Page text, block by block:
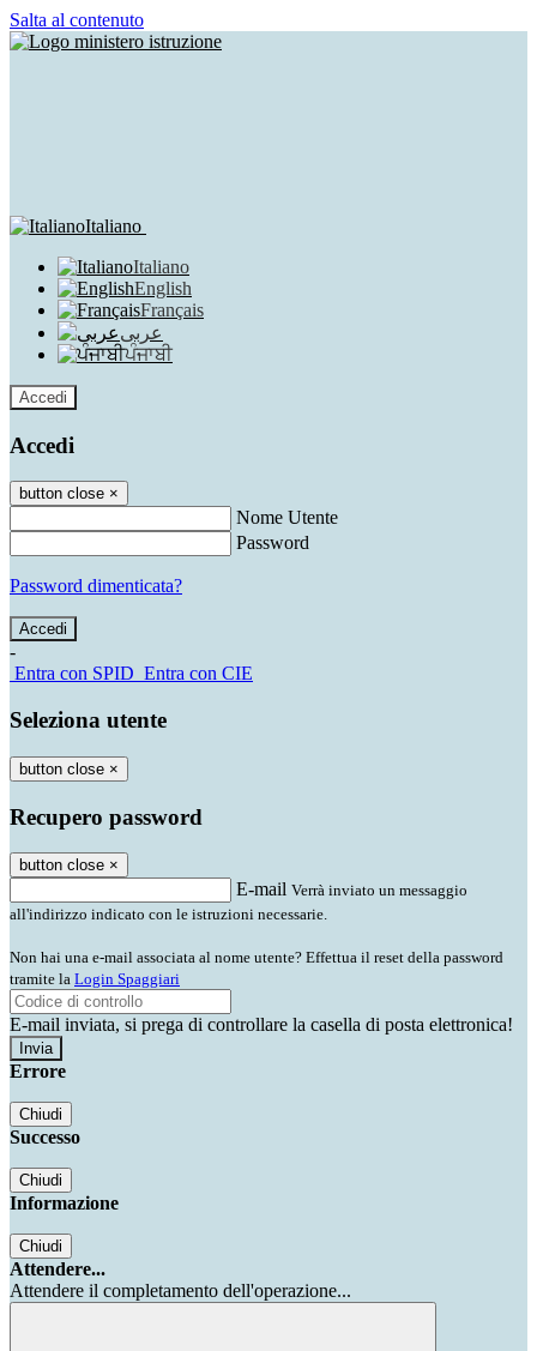
Salta al contenuto
Italiano
Italiano
English
Français
عربى
ਪੰਜਾਬੀ
Accedi
Accedi
button close ×
Nome Utente
Password
Password dimenticata?
-
Entra con SPID Entra con CIE
Seleziona utente
button close ×
Recupero password
button close ×
E-mail Verrà inviato un messaggio
all'indirizzo indicato con le istruzioni necessarie.
Non hai una e-mail associata al nome utente? Effettua il reset della password
tramite la Login Spaggiari
E-mail inviata, si prega di controllare la casella di posta elettronica!
Errore
Chiudi
Successo
Chiudi
Informazione
Chiudi
Attendere...
Attendere il completamento dell'operazione...